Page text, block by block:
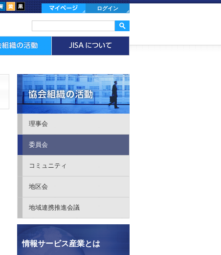
ログイン
理事会
委員会
コミュニティ
地区会
地域連携推進会議
情報サービス産業とは